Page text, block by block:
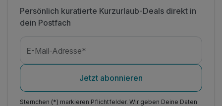
Persönlich kuratierte Kurzurlaub-Deals direkt in
dein Postfach
E-Mail-Adresse*
Jetzt abonnieren
Sternchen (*) markieren Pflichtfelder. Wir geben Deine Daten